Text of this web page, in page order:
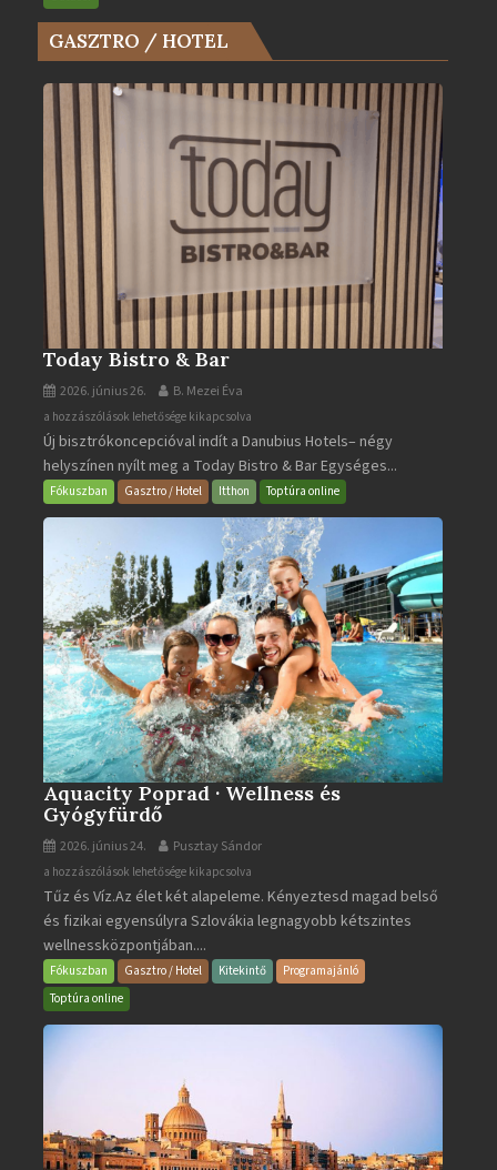
az
Év
bejegyzéshez
GASZTRO / HOTEL
Today Bistro & Bar
2026. június 26. B. Mezei Éva
Today
Bistro
&
Bar
bejegyzéshez
a hozzászólások lehetősége kikapcsolva
Új bisztrókoncepcióval indít a Danubius Hotels– négy
helyszínen nyílt meg a Today Bistro & Bar Egységes...
Fókuszban Gasztro / Hotel Itthon Toptúra online
Aquacity Poprad · Wellness és
Gyógyfürdő
2026. június 24. Pusztay Sándor
Aquacity
Poprad
·
Wellness
és
Gyógyfürdő
a hozzászólások lehetősége kikapcsolva
Tűz és Víz.Az élet két alapeleme. Kényeztesd magad belső
és fizikai egyensúlyra Szlovákia legnagyobb kétszintes
wellnessközpontjában....
Fókuszban Gasztro / Hotel Kitekintő
Programajánló
Toptúra online